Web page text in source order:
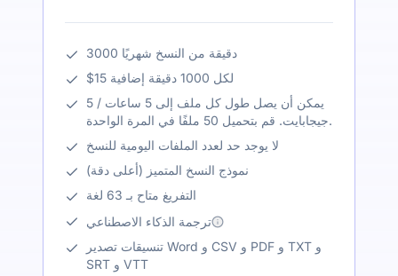
3000 دقيقة من النسخ شهريًا
$15 لكل 1000 دقيقة إضافية
يمكن أن يصل طول كل ملف إلى 5 ساعات / 5
جيجابايت. قم بتحميل 50 ملفًا في المرة الواحدة.
لا يوجد حد لعدد الملفات اليومية للنسخ
نموذج النسخ المتميز (أعلى دقة)
التفريغ متاح بـ 63 لغة
ترجمة الذكاء الاصطناعي
تنسيقات تصدير Word و CSV و PDF و TXT و
SRT و VTT